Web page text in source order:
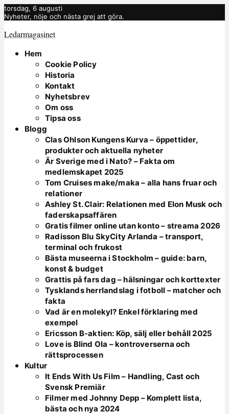
torsdag, 6 augusti
Nyheter, nöje och nästa grej att göra.
Ledarmagasinet
Hem
Cookie Policy
Historia
Kontakt
Nyhetsbrev
Om oss
Tipsa oss
Blogg
Clas Ohlson Kungens Kurva – öppettider,
produkter och aktuella nyheter
Är Sverige med i Nato? – Fakta om
medlemskapet 2025
Tom Cruises make/maka – alla hans fruar och
relationer
Ashley St. Clair: Relationen med Elon Musk och
faderskapsaffären
Gratis filmer online utan konto – streama 2026
Radisson Blu SkyCity Arlanda – transport,
terminal och frukost
Bästa museerna i Stockholm – guide: barn,
konst & budget
Grattis på fars dag – hälsningar och korttexter
Tysklands herrlandslag i fotboll – matcher och
fakta
Vad är en molekyl? Enkel förklaring med
exempel
Ericsson B-aktien: Köp, sälj eller behåll 2025
Love is Blind Ola – kontroverserna och
rättsprocessen
Kultur
It Ends With Us Film – Handling, Cast och
Svensk Premiär
Filmer med Johnny Depp – Komplett lista,
bästa och nya 2024